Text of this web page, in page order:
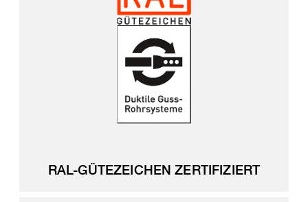
RAL-GÜTEZEICHEN ZERTIFIZIERT